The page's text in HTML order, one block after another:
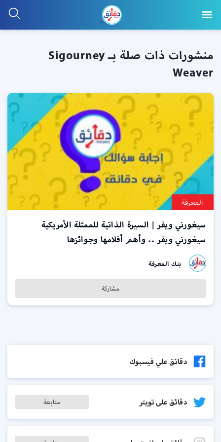
منشورات ذات صلة بـ Sigourney
Weaver
المعرفة
سيغورني ويفر‏ | السيرة الذاتية للممثلة الأمريكية
سيغورني ويفر .. وأهم أفلامها وجوائزها
بنك المعرفة
مشاركة
دقائق علي فيسبوك
دقائق على تويتر متابعة